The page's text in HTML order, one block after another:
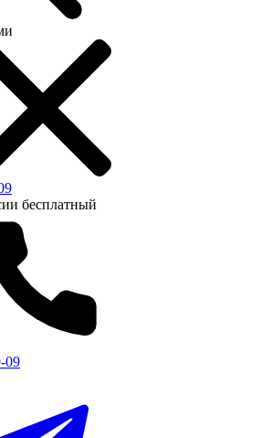
бесплатный
09